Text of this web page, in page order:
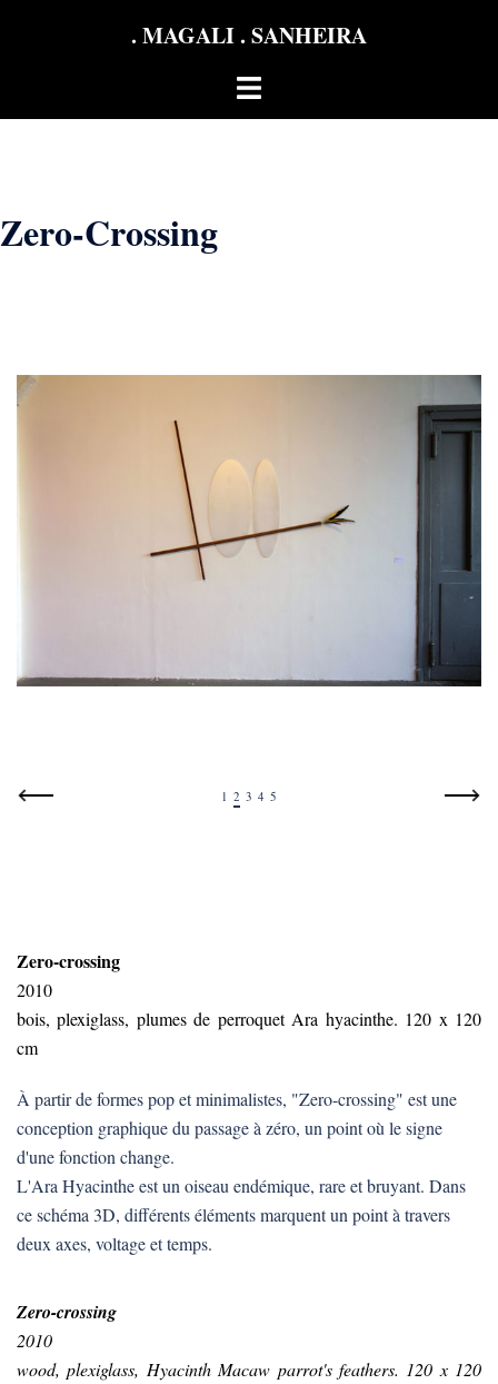
. MAGALI . SANHEIRA
Ouvrir/fermer
Zero-Crossing
1 2 3 4 5
Zero-crossing
2010
bois, plexiglass, plumes de perroquet Ara hyacinthe. 120 x 120
cm
À partir de formes pop et minimalistes, "Zero-crossing" est une
conception graphique du passage à zéro, un point où le signe
d'une fonction change.
L'Ara Hyacinthe est un oiseau endémique, rare et bruyant. Dans
ce schéma 3D, différents éléments marquent un point à travers
deux axes, voltage et temps.
Zero-crossing
2010
wood, plexiglass, Hyacinth Macaw parrot's feathers. 120 x 120